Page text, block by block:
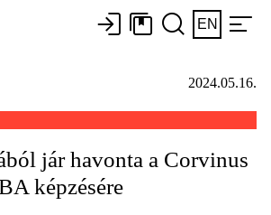
EN
2024.05.16.
jár havonta a Corvinus
képzésére